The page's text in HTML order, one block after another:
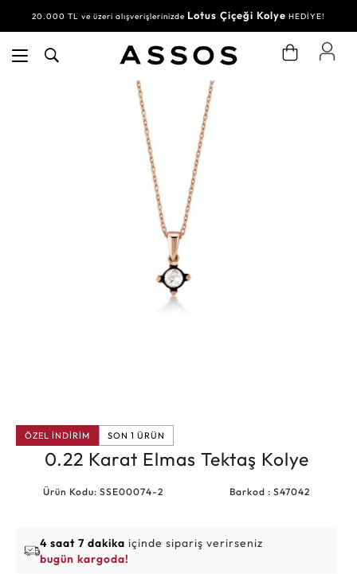
20.000 TL ve üzeri alışverişlerinizde Lotus Çiçeği Kolye HEDİYE!
ÖZEL İNDİRİM SON 1 ÜRÜN
0.22 Karat Elmas Tektaş Kolye
Ürün Kodu: SSE00074-2 Barkod : S47042
4 saat 7 dakika içinde sipariş verirseniz
bugün kargoda!